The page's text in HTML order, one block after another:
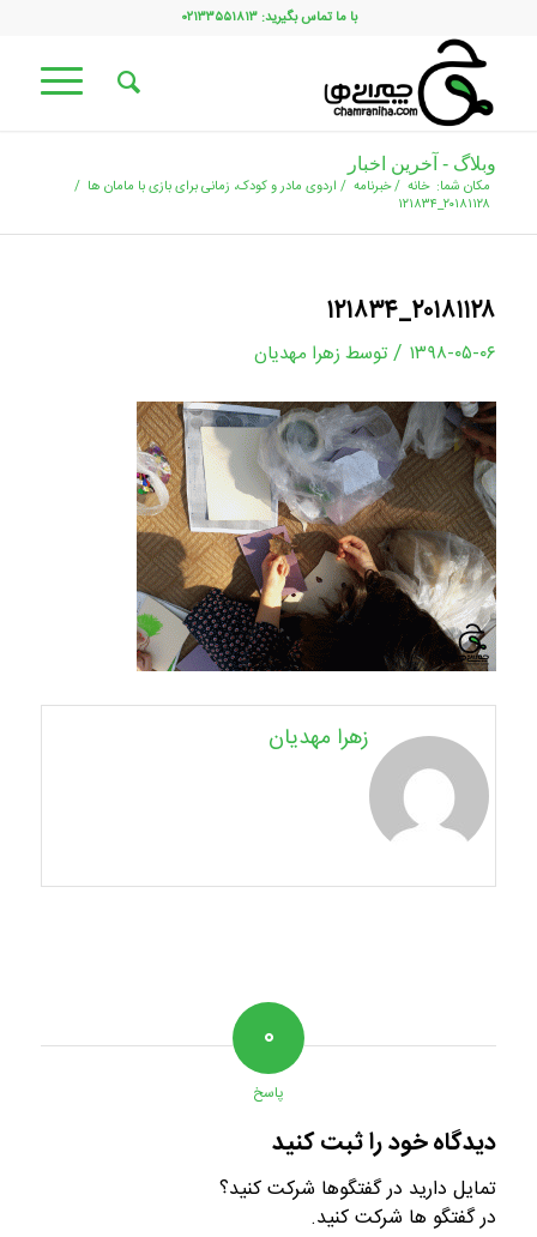
با ما تماس بگیرید: ۰۲۱۳۳۵۵۱۸۱۳
وبلاگ - آخرین اخبار
مکان شما: خانه /خبرنامه / اردوی مادر و کودک، زمانی برای بازی با مامان ها /
۲۰۱۸۱۱۲۸_۱۲۱۸۳۴
۲۰۱۸۱۱۲۸_۱۲۱۸۳۴
۱۳۹۸-۰۵-۰۶ / توسط زهرا مهدیان
زهرا مهدیان
۰
پاسخ
دیدگاه خود را ثبت کنید
تمایل دارید در گفتگوها شرکت کنید؟
در گفتگو ها شرکت کنید.